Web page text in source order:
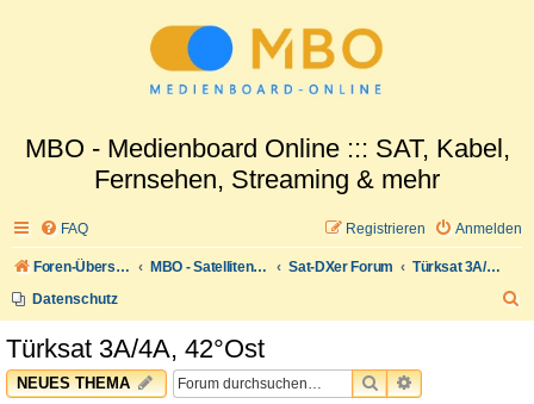
MBO - Medienboard Online ::: SAT, Kabel,
Fernsehen, Streaming & mehr
FAQ Anmelden
Registrieren
Foren-Übersicht MBO - Satellitenwelt Sat-DXer Forum
Türksat 3A/4A, 42°Ost
Datenschutz
Türksat 3A/4A, 42°Ost
NEUES THEMA SUCHEERWEITERTE